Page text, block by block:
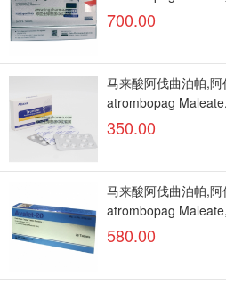
700.00
马来酸阿伐曲泊帕,
atrombopag
350.00
马来酸阿伐曲泊帕,
atrombopag
580.00